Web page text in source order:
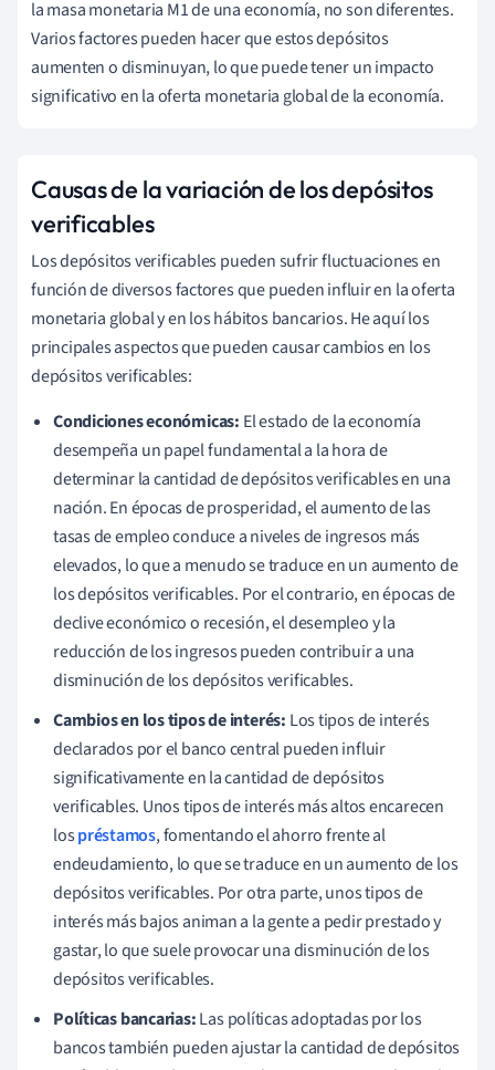
la masa monetaria M1 de una economía, no son diferentes.
Varios factores pueden hacer que estos depósitos
aumenten o disminuyan, lo que puede tener un impacto
significativo en la oferta monetaria global de la economía.
Causas de la variación de los depósitos
verificables
Los depósitos verificables pueden sufrir fluctuaciones en
función de diversos factores que pueden influir en la oferta
monetaria global y en los hábitos bancarios. He aquí los
principales aspectos que pueden causar cambios en los
depósitos verificables:
Condiciones económicas: El estado de la economía
desempeña un papel fundamental a la hora de
determinar la cantidad de depósitos verificables en una
nación. En épocas de prosperidad, el aumento de las
tasas de empleo conduce a niveles de ingresos más
elevados, lo que a menudo se traduce en un aumento de
los depósitos verificables. Por el contrario, en épocas de
declive económico o recesión, el desempleo y la
reducción de los ingresos pueden contribuir a una
disminución de los depósitos verificables.
Cambios en los tipos de interés: Los tipos de interés
declarados por el banco central pueden influir
significativamente en la cantidad de depósitos
verificables. Unos tipos de interés más altos encarecen
lospréstamos, fomentando el ahorro frente al
endeudamiento, lo que se traduce en un aumento de los
depósitos verificables. Por otra parte, unos tipos de
interés más bajos animan a la gente a pedir prestado y
gastar, lo que suele provocar una disminución de los
depósitos verificables.
Políticas bancarias:Las políticas adoptadas por los
bancos también pueden ajustar la cantidad de depósitos